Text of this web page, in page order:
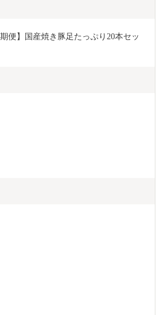
便】国産焼き豚足たっぷり20本セッ